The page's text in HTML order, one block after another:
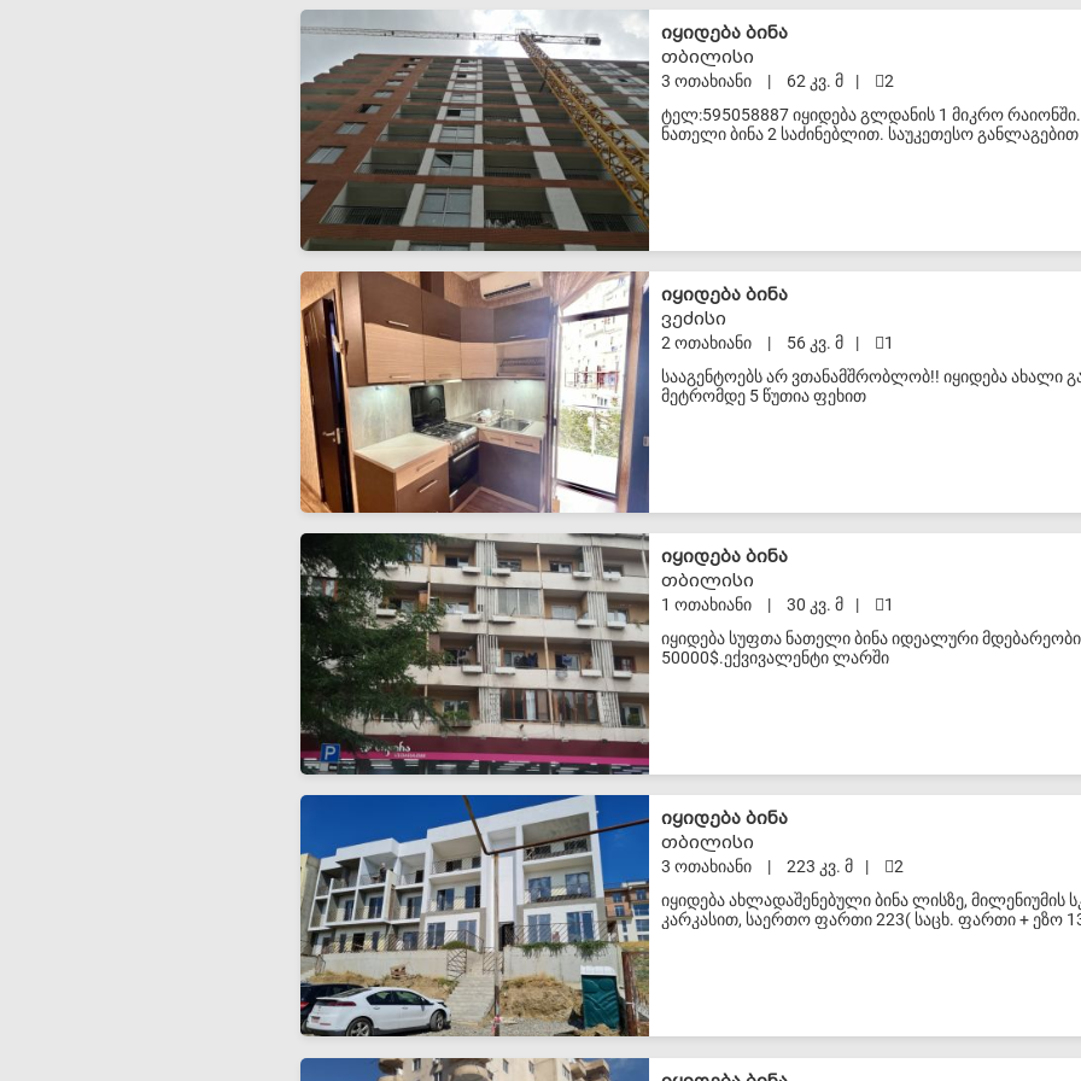
S-VIP იყიდება ბინა
თბილისი
3 ოთახიანი | 62 კვ. მ |
2
ტელ:595058887 იყიდება გლდანის 1 მიკრო
ნათელი ბინა 2 საძინებლით. საუკეთესო
S-VIP იყიდება ბინა
ვეძისი
2 ოთახიანი | 56 კვ. მ |
1
სააგენტოებს არ ვთანამშრობლობ!! იყიდება ახალი
მეტრომდე 5 წუთია ფეხით
S-VIP იყიდება ბინა
თბილისი
1 ოთახიანი | 30 კვ. მ |
1
იყიდება სუფთა ნათელი ბინა იდეალური
50000$.ექვივალენტი ლარში
S-VIP იყიდება ბინა
თბილისი
3 ოთახიანი | 223 კვ. მ |
2
იყიდება ახლადაშენებული ბინა ლისზე,
კარკასით, საერთო ფართი 223( საცხ. ფართი + ეზო